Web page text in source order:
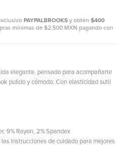
PAYPALBROOKS y obtén $400
mínimas de $2,500 MXN pagando con
elegante, pensado para acompañarte
pulido y cómodo. Con elasticidad sutil
9% Rayon, 2% Spandex
instrucciones de cuidado para mejores